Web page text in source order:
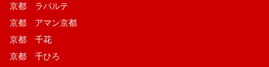
京都 ラパルテ
京都 アマン京都
京都 千花
京都 千ひろ